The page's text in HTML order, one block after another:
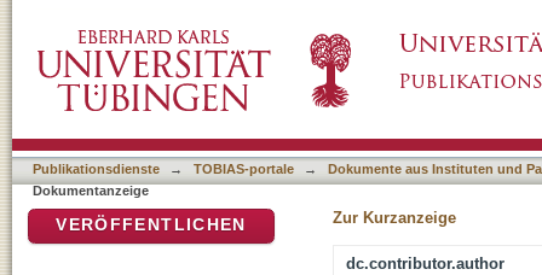
Publikationsdienste → TOBIAS-portale →
Dokumente aus Instituten und
Dokumentanzeige
Zur Kurzanzeige
dc.contributor.author
VERÖFFENTLICHEN